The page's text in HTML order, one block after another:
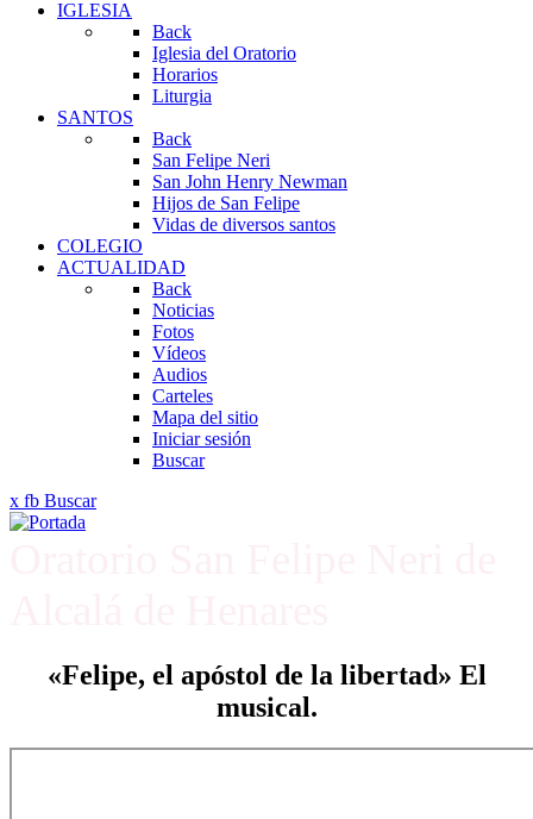
IGLESIA
Back
Iglesia del Oratorio
Horarios
Liturgia
SANTOS
Back
San Felipe Neri
San John Henry Newman
Hijos de San Felipe
Vidas de diversos santos
COLEGIO
ACTUALIDAD
Back
Noticias
Fotos
Vídeos
Audios
Carteles
Mapa del sitio
Iniciar sesión
Buscar
x fb Buscar
«Felipe, el apóstol de la libertad» El
musical.